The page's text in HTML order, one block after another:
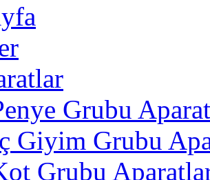
Grubu
Giyim Grubu
Grubu